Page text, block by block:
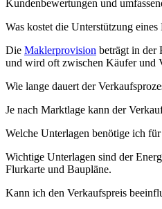
Kundenbewertungen und
Was kostet die Unterstützung eines
Die Maklerprovision beträgt in der
und wird oft zwischen Käufer und
Wie lange dauert der
Je nach Marktlage kann der
Welche Unterlagen benötige ich
Wichtige Unterlagen sind der
Flurkarte und Baupläne.
Kann ich den Verkaufspreis